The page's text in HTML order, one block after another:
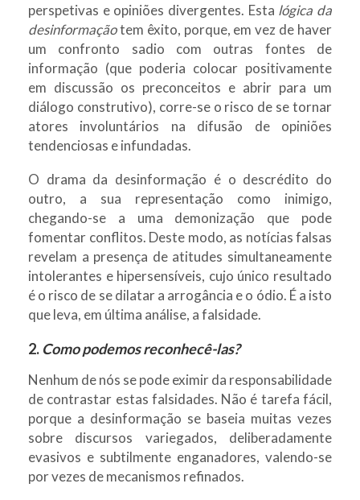
perspetivas e opiniões divergentes. Esta lógica da
desinformaçãotem êxito, porque, em vez de haver
um confronto sadio com outras fontes de
informação (que poderia colocar positivamente
em discussão os preconceitos e abrir para um
diálogo construtivo), corre-se o risco de se tornar
atores involuntários na difusão de opiniões
tendenciosas e infundadas.
O drama da desinformação é o descrédito do
outro, a sua representação como inimigo,
chegando-se a uma demonização que pode
fomentar conflitos. Deste modo, as notícias falsas
revelam a presença de atitudes simultaneamente
intolerantes e hipersensíveis, cujo único resultado
é o risco de se dilatar a arrogância e o ódio. É a isto
que leva, em última análise, a falsidade.
2. Como podemos reconhecê-las?
Nenhum de nós se pode eximir da responsabilidade
de contrastar estas falsidades. Não é tarefa fácil,
porque a desinformação se baseia muitas vezes
sobre discursos variegados, deliberadamente
evasivos e subtilmente enganadores, valendo-se
por vezes de mecanismos refinados.